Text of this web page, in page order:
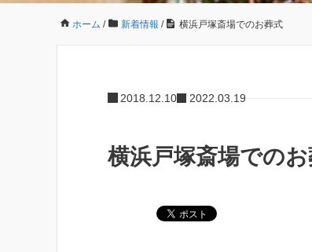
ホーム / 新着情報 / 横浜戸塚斎場でのお葬式
2018.12.10 2022.03.19
横浜戸塚斎場での